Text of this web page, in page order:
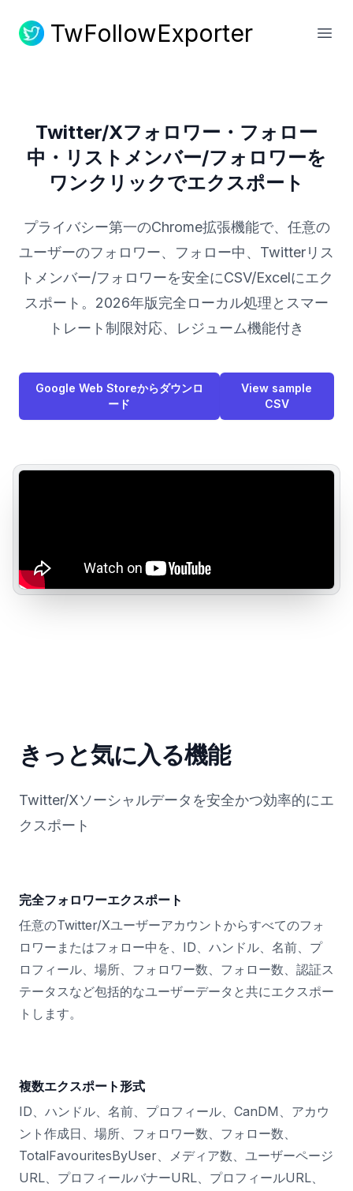
TwFollowExporter
TwFollowExporter メイ
Twitter/Xフォロワー・フォロー
中・リストメンバー/フォロワーを
ワンクリックでエクスポート
プライバシー第一のChrome拡張機能で、任意の
ユーザーのフォロワー、フォロー中、Twitterリス
トメンバー/フォロワーを安全にCSV/Excelにエク
スポート。2026年版完全ローカル処理とスマー
トレート制限対応、レジューム機能付き
Google Web Storeからダウンロ
ード
View sample
CSV
きっと気に入る機能
Twitter/Xソーシャルデータを安全かつ効率的にエ
クスポート
完全フォロワーエクスポート
任意のTwitter/Xユーザーアカウントからすべてのフォ
ロワーまたはフォロー中を、ID、ハンドル、名前、プ
ロフィール、場所、フォロワー数、フォロー数、認証ス
テータスなど包括的なユーザーデータと共にエクスポー
トします。
複数エクスポート形式
ID、ハンドル、名前、プロフィール、CanDM、アカウ
ント作成日、場所、フォロワー数、フォロー数、
TotalFavouritesByUser、メディア数、ユーザーページ
URL、プロフィールバナーURL、プロフィールURL、